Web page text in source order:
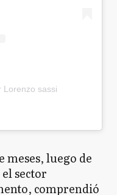
Lorenzo sassi
meses, luego de
sector
comprendió